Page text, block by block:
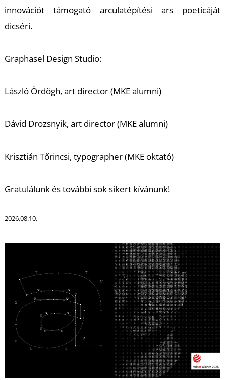
innovációt támogató arculatépítési ars poeticáját
dicséri.
Graphasel Design Studio:
László Ördögh, art director (MKE alumni)
Dávid Drozsnyik, art director (MKE alumni)
Krisztián Tőrincsi, typographer (MKE oktató)
Gratulálunk és további sok sikert kívánunk!
2026.08.10.